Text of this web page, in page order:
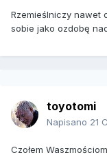
Rzemieślniczy nawet
sobie jako ozdobę
toyotomi
Napisano 21
Czołem